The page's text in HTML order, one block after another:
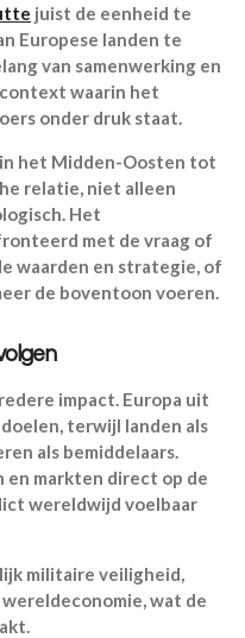
juist de eenheid te
Europese landen te
van samenwerking en
waarin het
onder druk staat.
het Midden-Oosten tot
relatie, niet alleen
Het
met de vraag of
waarden en strategie, of
de boventoon voeren.
impact. Europa uit
terwijl landen als
als bemiddelaars.
markten direct op de
wereldwijd voelbaar
militaire veiligheid,
wat de